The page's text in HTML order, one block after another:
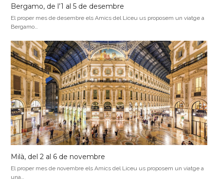
Bergamo, de l’1 al 5 de desembre
El proper mes de desembre els Amics del Liceu us proposem un viatge a
Bergamo…
Milà, del 2 al 6 de novembre
El proper mes de novembre els Amics del Liceu us proposem un viatge a
una…